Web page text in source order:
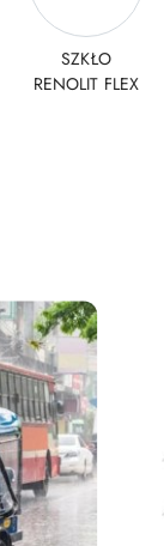
SZKŁO
RENOLIT FLEX